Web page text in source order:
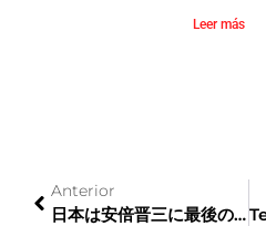
Leer más
Anterior
日本は安倍晋三に最後の別れを告げる